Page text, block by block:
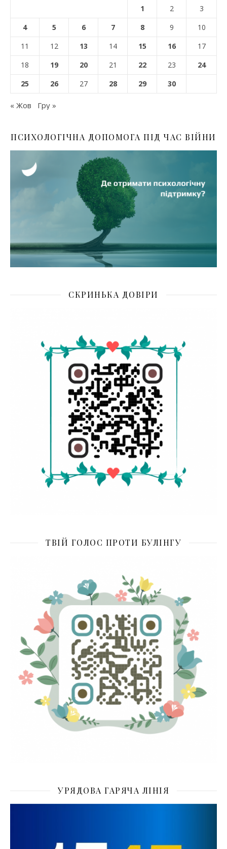
1 2
3
4
5 6 7 8 9
10
11
12 13 14 15 16
17
18
19 20 21 22 23
24
25
26 27 28 29 30
« Жов Гру »
ПСИХОЛОГІЧНА ДОПОМОГА ПІД ЧАС ВІЙНИ
СКРИНЬКА ДОВІРИ
ТВІЙ ГОЛОС ПРОТИ БУЛІНГУ
УРЯДОВА ГАРЯЧА ЛІНІЯ